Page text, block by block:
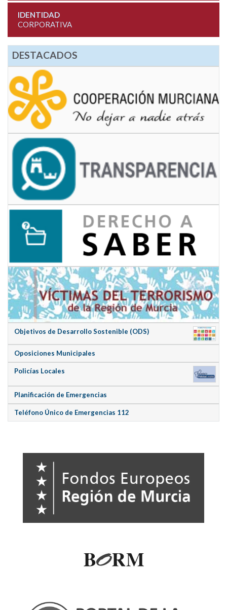
IDENTIDAD
CORPORATIVA
DESTACADOS
Objetivos de Desarrollo Sostenible (ODS)
Oposiciones Municipales
Policías Locales
Planificación de Emergencias
Teléfono Único de Emergencias 112